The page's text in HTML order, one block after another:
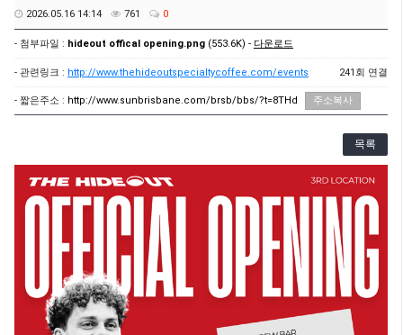
2026.05.16 14:14 761 0
- 첨부파일 : hideout offical opening.png (553.6K) - 다운로드
- 관련링크 : http://www.thehideoutspecialtycoffee.com/events 241회 연결
- 짧은주소 : http://www.sunbrisbane.com/brsb/bbs/?t=8THd 주소복사
목록